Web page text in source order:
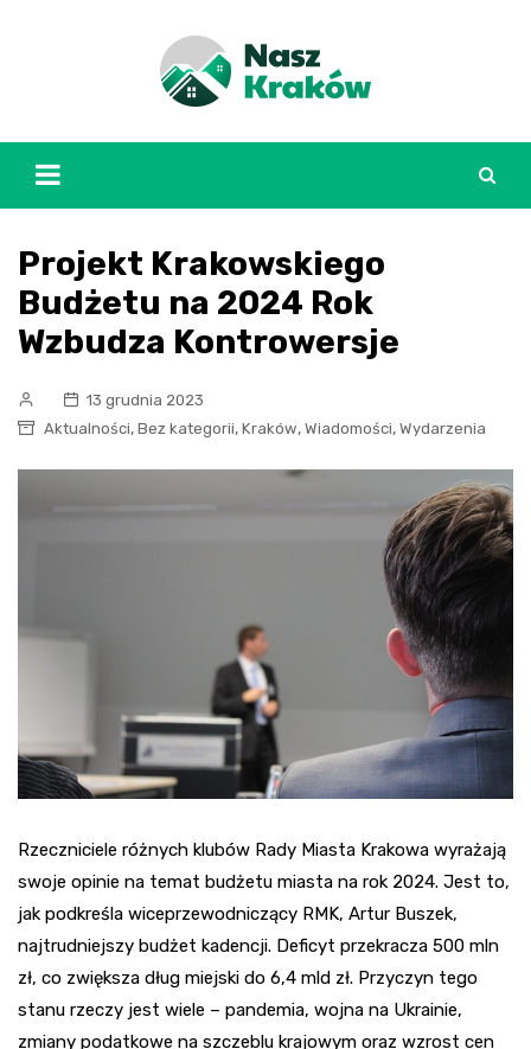
Projekt Krakowskiego
Budżetu na 2024 Rok
Wzbudza Kontrowersje
13 grudnia 2023
Aktualności, Bez kategorii, Kraków, Wiadomości, Wydarzenia
Rzeczniciele różnych klubów Rady Miasta Krakowa wyrażają
swoje opinie na temat budżetu miasta na rok 2024. Jest to,
jak podkreśla wiceprzewodniczący RMK, Artur Buszek,
najtrudniejszy budżet kadencji. Deficyt przekracza 500 mln
zł, co zwiększa dług miejski do 6,4 mld zł. Przyczyn tego
stanu rzeczy jest wiele – pandemia, wojna na Ukrainie,
zmiany podatkowe na szczeblu krajowym oraz wzrost cen